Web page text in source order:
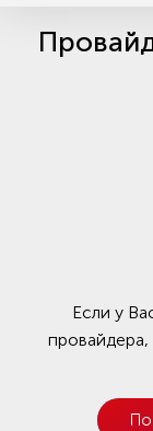
Если у
провайдера,